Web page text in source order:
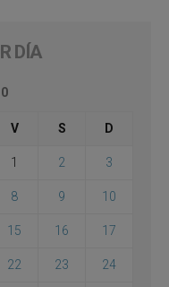
DÍA
V S D
1 2 3
8 9 10
15 16 17
22 23 24